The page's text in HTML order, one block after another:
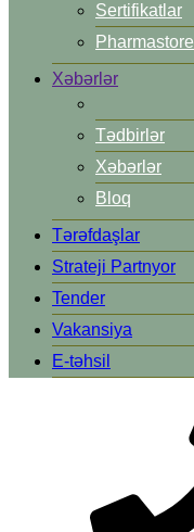
Sertifikatlar
Pharmastore
Xəbərlər
Tədbirlər
Xəbərlər
Bloq
Tərəfdaşlar
Strateji Partnyor
Tender
Vakansiya
E-təhsil